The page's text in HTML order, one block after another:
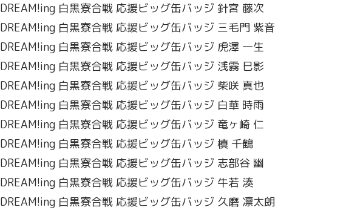
DREAM!ing 白黒寮合戦 応援ビッグ缶バッジ 針宮 藤次
DREAM!ing 白黒寮合戦 応援ビッグ缶バッジ 三毛門 紫音
DREAM!ing 白黒寮合戦 応援ビッグ缶バッジ 虎澤 一生
DREAM!ing 白黒寮合戦 応援ビッグ缶バッジ 浅霧 巳影
DREAM!ing 白黒寮合戦 応援ビッグ缶バッジ 柴咲 真也
DREAM!ing 白黒寮合戦 応援ビッグ缶バッジ 白華 時雨
DREAM!ing 白黒寮合戦 応援ビッグ缶バッジ 竜ヶ崎 仁
DREAM!ing 白黒寮合戦 応援ビッグ缶バッジ 槙 千鶴
DREAM!ing 白黒寮合戦 応援ビッグ缶バッジ 志部谷 幽
DREAM!ing 白黒寮合戦 応援ビッグ缶バッジ 牛若 湊
DREAM!ing 白黒寮合戦 応援ビッグ缶バッジ 久磨 凛太朗